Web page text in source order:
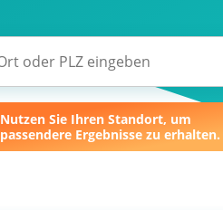
Nutzen Sie Ihren Standort, um
passendere Ergebnisse zu erhalten.